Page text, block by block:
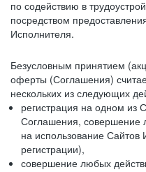
по содействию в
посредством
Исполнителя.
Безусловным принятием
оферты (Соглашения)
нескольких из следующих
регистрация на одном из
Соглашения, совершение
на использование Сайтов
регистрации),
совершение любых